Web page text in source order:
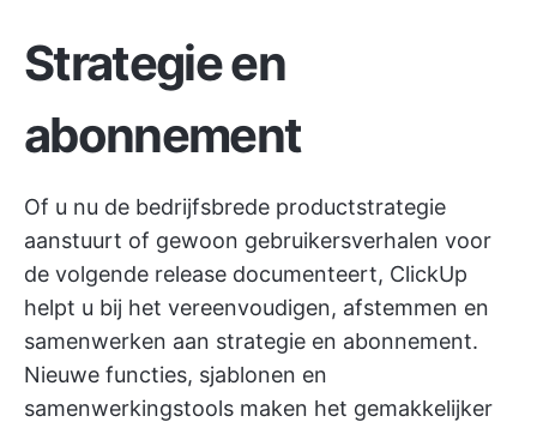
Strategie en
abonnement
Of u nu de bedrijfsbrede productstrategie
aanstuurt of gewoon gebruikersverhalen voor
de volgende release documenteert, ClickUp
helpt u bij het vereenvoudigen, afstemmen en
samenwerken aan strategie en abonnement.
Nieuwe functies, sjablonen en
samenwerkingstools maken het gemakkelijker